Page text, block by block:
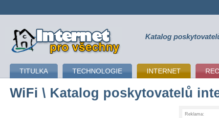
připojení k internetu Katalog
TITULKA TECHNOLOGIE INTERNET
WiFi \ Katalog poskytovatelů
Reklama: